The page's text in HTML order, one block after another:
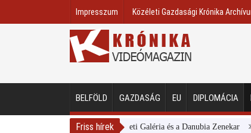
Impresszum Közéleti Gazdasági Krónika
BELFÖLD GAZDASÁG EU DIPLOMÁCIA
Friss hírek
Magyar Nemzeti Galéria és a Danubia Zenekar